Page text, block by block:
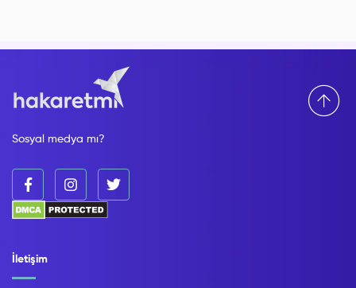
Sosyal medya mı?
İletişim